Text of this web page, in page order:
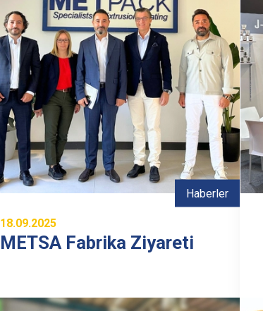
Haberler
18.09.2025
METSA Fabrika Ziyareti